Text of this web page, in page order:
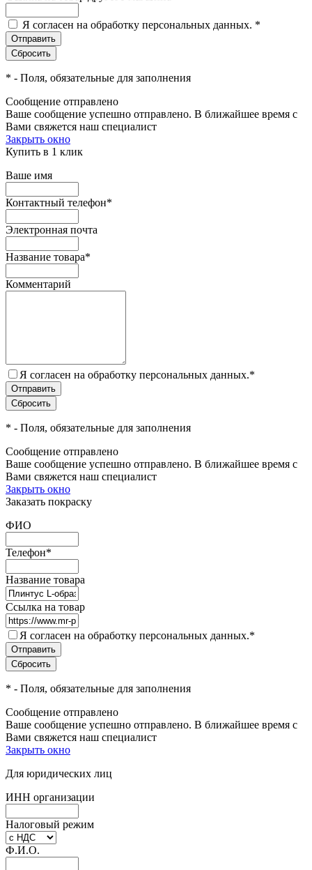
Я согласен на обработку персональных данных. *
* - Поля, обязательные для заполнения
Сообщение отправлено
Ваше сообщение успешно отправлено. В ближайшее время с
Вами свяжется наш специалист
Закрыть окно
Купить в 1 клик
Ваше имя
Контактный телефон*
Электронная почта
Название товара*
Комментарий
Я согласен на обработку персональных данных.*
* - Поля, обязательные для заполнения
Сообщение отправлено
Ваше сообщение успешно отправлено. В ближайшее время с
Вами свяжется наш специалист
Закрыть окно
Заказать покраску
ФИО
Телефон*
Название товара
Ссылка на товар
Я согласен на обработку персональных данных.*
* - Поля, обязательные для заполнения
Сообщение отправлено
Ваше сообщение успешно отправлено. В ближайшее время с
Вами свяжется наш специалист
Закрыть окно
Для юридических лиц
ИНН организации
Налоговый режим
Ф.И.О.